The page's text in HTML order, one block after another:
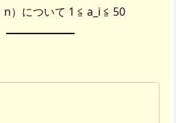
n）について 1 ≦ a_i ≦ 50